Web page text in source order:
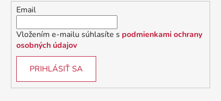
Email
Vložením e-mailu súhlasíte s podmienkami ochrany
osobných údajov
PRIHLÁSIŤ SA